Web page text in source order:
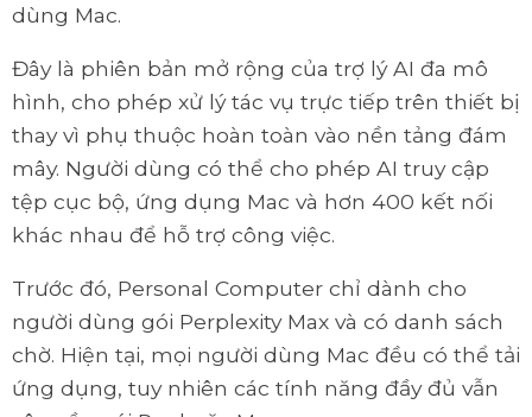
dùng Mac.
Đây là phiên bản mở rộng của trợ lý AI đa mô
hình, cho phép xử lý tác vụ trực tiếp trên thiết bị
thay vì phụ thuộc hoàn toàn vào nền tảng đám
mây. Người dùng có thể cho phép AI truy cập
tệp cục bộ, ứng dụng Mac và hơn 400 kết nối
khác nhau để hỗ trợ công việc.
Trước đó, Personal Computer chỉ dành cho
người dùng gói Perplexity Max và có danh sách
chờ. Hiện tại, mọi người dùng Mac đều có thể tải
ứng dụng, tuy nhiên các tính năng đầy đủ vẫn